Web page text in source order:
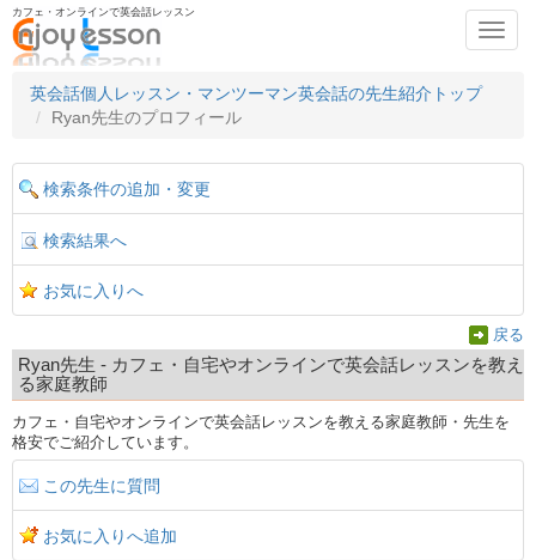
カフェ・オンラインで英会話レッスン
英会話個人レッスン・マンツーマン英会話の先生紹介トップ
Ryan先生のプロフィール
検索条件の追加・変更
検索結果へ
お気に入りへ
戻る
Ryan先生 - カフェ・自宅やオンラインで英会話レッスンを教え
る家庭教師
カフェ・自宅やオンラインで英会話レッスンを教える家庭教師・先生を
格安でご紹介しています。
この先生に質問
お気に入りへ追加